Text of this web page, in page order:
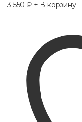
3 550 ₽ + В корзину